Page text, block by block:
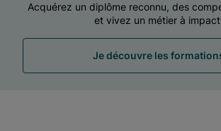
Acquérez un diplôme reconnu, des
et vivez un métier à
Je découvre les